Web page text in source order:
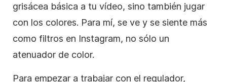
grisácea básica a tu vídeo, sino también jugar
con los colores. Para mí, se ve y se siente más
como filtros en Instagram, no sólo un
atenuador de color.
Para empezar a trabajar con el regulador,